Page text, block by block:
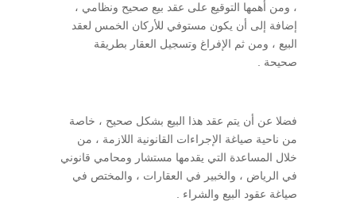
، ومن أهمها التوقيع على عقد بيع صحيح ونظامي ،
إضافة إلى أن يكون مستوفي للأركان الخمس لعقد
البيع ، ومن ثم الإفراغ وتسجيل العقار بطريقة
صحيحة .
فضلا عن أن يتم عقد هذا البيع بشكل صحيح ، خاصة
من ناحية صياغة الإجراءات القانونية اللازمة ، من
خلال المساعدة التي يقدمها مستشار ومحامي قانوني
في الرياض ، والخبير في العقارات ، والمختص في
صياغة عقود البيع والشراء .